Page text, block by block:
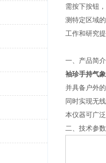
需按下按钮
测特定区域
工作和研究
一、产品简介
袖珍手持气
并具备户外
同时实现无
本仪器可广
二、技术参数